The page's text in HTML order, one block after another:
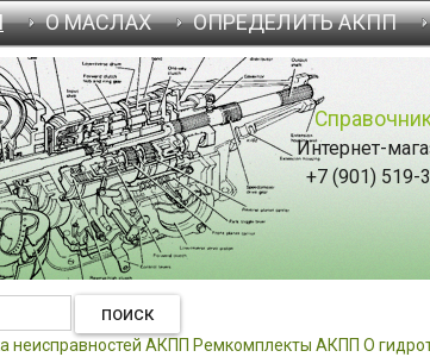
О МАСЛАХ ОПРЕДЕЛИТЬ АКПП
Интернет-
+7 (901) 519-
неисправностей АКПП Ремкомплекты АКПП О